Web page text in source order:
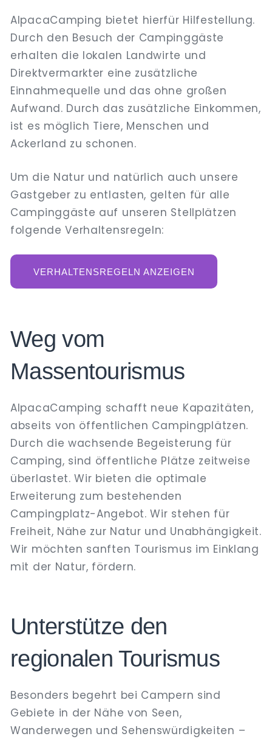
AlpacaCamping bietet hierfür Hilfestellung.
Durch den Besuch der Campinggäste
erhalten die lokalen Landwirte und
Direktvermarkter eine zusätzliche
Einnahmequelle und das ohne großen
Aufwand. Durch das zusätzliche Einkommen,
ist es möglich Tiere, Menschen und
Ackerland zu schonen.
Um die Natur und natürlich auch unsere
Gastgeber zu entlasten, gelten für alle
Campinggäste auf unseren Stellplätzen
folgende Verhaltensregeln:
VERHALTENSREGELN ANZEIGEN
Weg vom
Massentourismus
AlpacaCamping schafft neue Kapazitäten,
abseits von öffentlichen Campingplätzen.
Durch die wachsende Begeisterung für
Camping, sind öffentliche Plätze zeitweise
überlastet. Wir bieten die optimale
Erweiterung zum bestehenden
Campingplatz-Angebot. Wir stehen für
Freiheit, Nähe zur Natur und Unabhängigkeit.
Wir möchten sanften Tourismus im Einklang
mit der Natur, fördern.
Unterstütze den
regionalen Tourismus
Besonders begehrt bei Campern sind
Gebiete in der Nähe von Seen,
Wanderwegen und Sehenswürdigkeiten –